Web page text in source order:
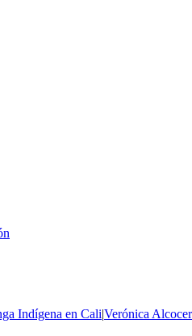
Indígena en Cali|Verónica Alcocer